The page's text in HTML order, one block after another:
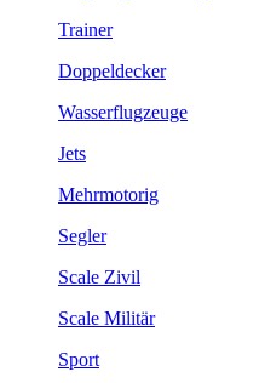
Trainer
Doppeldecker
Wasserflugzeuge
Jets
Mehrmotorig
Segler
Scale Zivil
Scale Militär
Sport